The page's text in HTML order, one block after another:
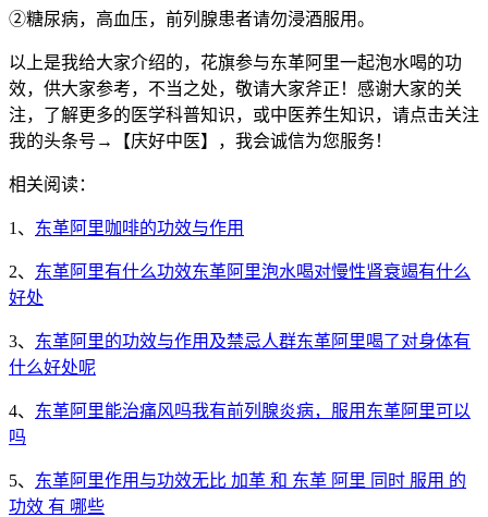
②糖尿病，高血压，前列腺患者请勿浸酒服用。
以上是我给大家介绍的，花旗参与东革阿里一起泡水喝的功
效，供大家参考，不当之处，敬请大家斧正！感谢大家的关
注，了解更多的医学科普知识，或中医养生知识，请点击关注
我的头条号→【庆好中医】，我会诚信为您服务！
相关阅读：
1、 东革阿里咖啡的功效与作用
2、 东革阿里有什么功效东革阿里泡水喝对慢性肾衰竭有什么
好处
3、 东革阿里的功效与作用及禁忌人群东革阿里喝了对身体有
什么好处呢
4、 东革阿里能治痛风吗我有前列腺炎病，服用东革阿里可以
吗
5、 东革阿里作用与功效无比 加革 和 东革 阿里 同时 服用 的
功效 有 哪些